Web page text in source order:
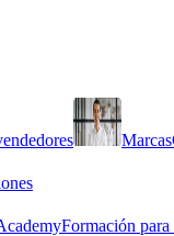
Marcas
Formación para